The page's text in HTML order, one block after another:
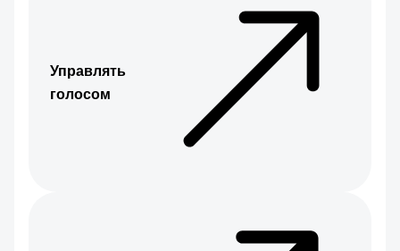
Управлять
голосом